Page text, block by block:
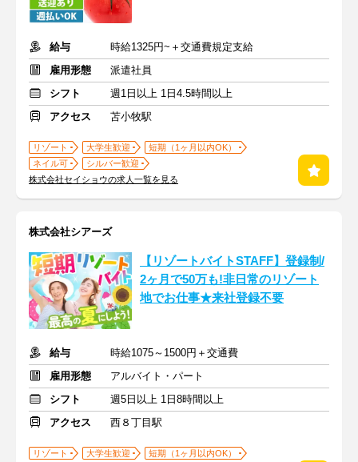
給与
時給1325円~＋交通費規定支給
雇用形態
派遣社員
シフト
週1日以上 1日4.5時間以上
アクセス
苫小牧駅
リゾート 大学生歓迎
短期（1ヶ月以内OK）
ネイル可
シルバー歓迎
株式会社セイショウの求人一覧を見る
株式会社シアーズ
【リゾートバイトSTAFF】登録制/
2ヶ月で50万も!非日常のリゾート
地でお仕事★来社登録不要
給与
時給1075～1500円＋交通費
雇用形態
アルバイト・パート
シフト
週5日以上 1日8時間以上
アクセス
西８丁目駅
リゾート 大学生歓迎 短期（1ヶ月以内OK）